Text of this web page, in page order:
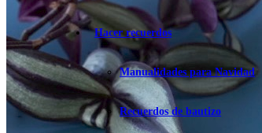
Hacer recuerdos
Manualidades para Navidad
Recuerdos de bautizo